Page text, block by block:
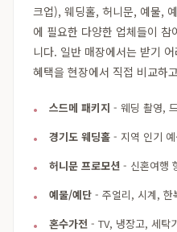
크업), 웨딩홀, 허니문, 예물,
에 필요한 다양한 업체들이 참
니다. 일반 매장에서는 받기
혜택을 현장에서 직접 비교하
스드메 패키지 - 웨딩 촬영,
경기도 웨딩홀 - 지역 인기
허니문 프로모션 - 신혼여행
예물/예단 - 주얼리, 시계, 한
혼수가전 - TV, 냉장고, 세탁